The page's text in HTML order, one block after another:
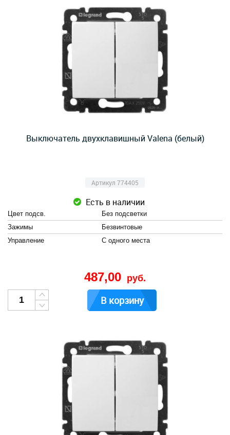
Выключатель двухклавишный Valena (белый)
Артикул 774405
Есть в наличии
Цвет подсв.
Без подсветки
Зажимы
Безвинтовые
Управление
С одного места
487,00 руб.
В корзину